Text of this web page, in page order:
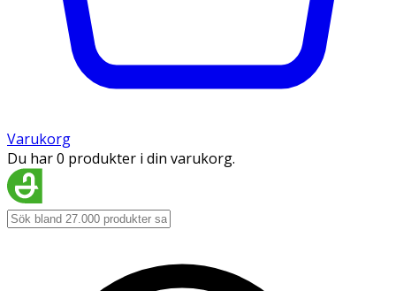
Varukorg
Du har 0 produkter i din varukorg.